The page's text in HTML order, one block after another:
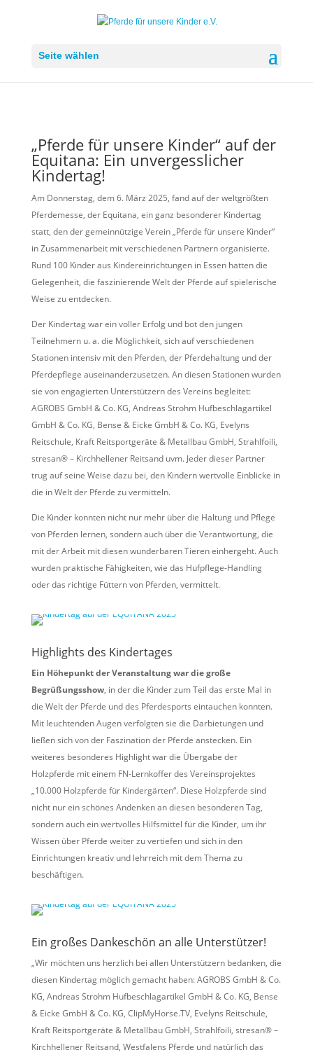
Seite wählen
„Pferde für unsere Kinder“ auf der
Equitana: Ein unvergesslicher
Kindertag!
Am Donnerstag, dem 6. März 2025, fand auf der weltgrößten
Pferdemesse, der Equitana, ein ganz besonderer Kindertag
statt, den der gemeinnützige Verein „Pferde für unsere Kinder“
in Zusammenarbeit mit verschiedenen Partnern organisierte.
Rund 100 Kinder aus Kindereinrichtungen in Essen hatten die
Gelegenheit, die faszinierende Welt der Pferde auf spielerische
Weise zu entdecken.
Der Kindertag war ein voller Erfolg und bot den jungen
Teilnehmern u. a. die Möglichkeit, sich auf verschiedenen
Stationen intensiv mit den Pferden, der Pferdehaltung und der
Pferdepflege auseinanderzusetzen. An diesen Stationen wurden
sie von engagierten Unterstützern des Vereins begleitet:
AGROBS GmbH & Co. KG, Andreas Strohm Hufbeschlagartikel
GmbH & Co. KG, Bense & Eicke GmbH & Co. KG, Evelyns
Reitschule, Kraft Reitsportgeräte & Metallbau GmbH, Strahlfoili,
stresan® – Kirchhellener Reitsand uvm. Jeder dieser Partner
trug auf seine Weise dazu bei, den Kindern wertvolle Einblicke in
die in Welt der Pferde zu vermitteln.
Die Kinder konnten nicht nur mehr über die Haltung und Pflege
von Pferden lernen, sondern auch über die Verantwortung, die
mit der Arbeit mit diesen wunderbaren Tieren einhergeht. Auch
wurden praktische Fähigkeiten, wie das Hufpflege-Handling
oder das richtige Füttern von Pferden, vermittelt.
Highlights des Kindertages
Ein Höhepunkt der Veranstaltung war die große
Begrüßungsshow, in der die Kinder zum Teil das erste Mal in
die Welt der Pferde und des Pferdesports eintauchen konnten.
Mit leuchtenden Augen verfolgten sie die Darbietungen und
ließen sich von der Faszination der Pferde anstecken. Ein
weiteres besonderes Highlight war die Übergabe der
Holzpferde mit einem FN-Lernkoffer des Vereinsprojektes
„10.000 Holzpferde für Kindergärten“. Diese Holzpferde sind
nicht nur ein schönes Andenken an diesen besonderen Tag,
sondern auch ein wertvolles Hilfsmittel für die Kinder, um ihr
Wissen über Pferde weiter zu vertiefen und sich in den
Einrichtungen kreativ und lehrreich mit dem Thema zu
beschäftigen.
Ein großes Dankeschön an alle Unterstützer!
„Wir möchten uns herzlich bei allen Unterstützern bedanken, die
diesen Kindertag möglich gemacht haben: AGROBS GmbH & Co.
KG, Andreas Strohm Hufbeschlagartikel GmbH & Co. KG, Bense
& Eicke GmbH & Co. KG, ClipMyHorse.TV, Evelyns Reitschule,
Kraft Reitsportgeräte & Metallbau GmbH, Strahlfoili, stresan® –
Kirchhellener Reitsand, Westfalens Pferde und natürlich das